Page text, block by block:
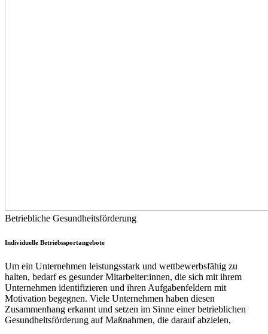
Betriebliche Gesundheitsförderung
Individuelle Betriebssportangebote
Um ein Unternehmen leistungsstark und wettbewerbsfähig zu
halten, bedarf es gesunder Mitarbeiter:innen, die sich mit ihrem
Unternehmen identifizieren und ihren Aufgabenfeldern mit
Motivation begegnen. Viele Unternehmen haben diesen
Zusammenhang erkannt und setzen im Sinne einer betrieblichen
Gesundheitsförderung auf Maßnahmen, die darauf abzielen,